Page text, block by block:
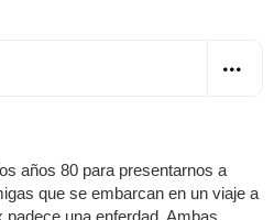
años 80 para presentarnos a
que se embarcan en un viaje a
una enferdad. Ambas